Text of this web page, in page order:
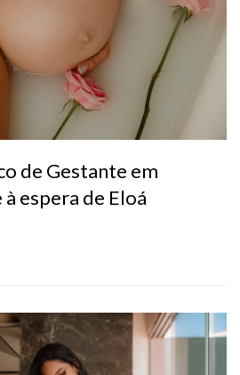
de Gestante em
espera de Eloá